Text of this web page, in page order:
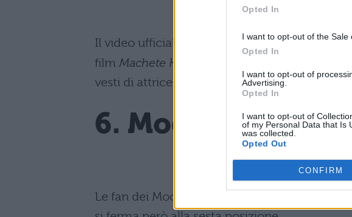
Opted In
I want to opt-out of the Sale
Opted In
I want to opt-out of
Advertising.
Opted In
I want to opt-out of
of my Personal Data that Is
was collected.
Opted Out
CONFIRM
Il video ufficiale di
, ultimo singolo di
filmMachete Kills
vesti di attrice.
6. Modà – Non è
Le fan dei Modà non smettono di